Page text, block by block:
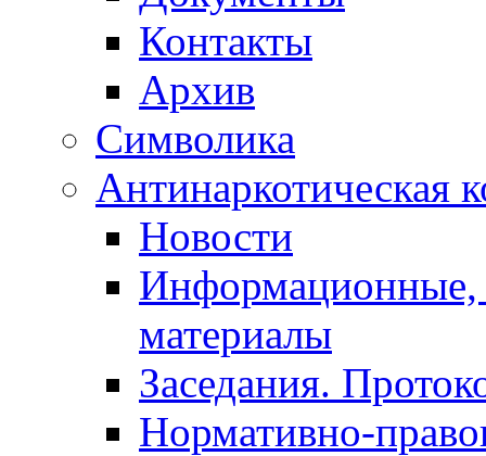
Контакты
Архив
Символика
Антинаркотическая
Новости
Информационные,
материалы
Заседания.
Нормативно-